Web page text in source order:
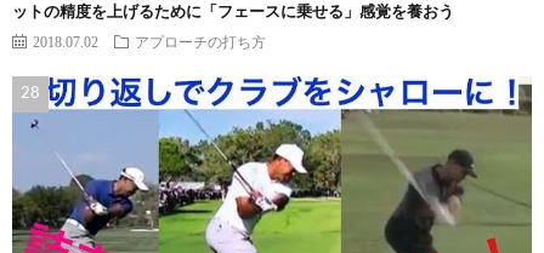
ットの精度を上げるために「フェースに乗せる」感覚を養おう
2018.07.02 アプローチの打ち方